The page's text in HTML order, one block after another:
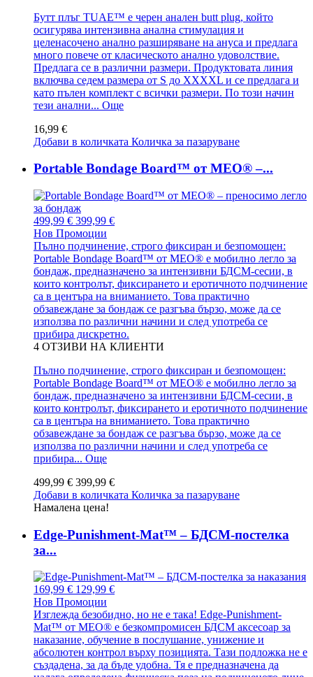
Бутт плъг TUAE™ е черен анален butt plug, който
осигурява интензивна анална стимулация и
целенасочено анално разширяване на ануса и предлага
много повече от класическото анално удоволствие.
Предлага се в различни размери. Продуктовата линия
включва седем размера от S до XXXXL и се предлага и
като пълен комплект с всички размери. По този начин
тези анални... Още
16,99 €
Добави в количката Количка за пазаруване
Portable Bondage Board™ от MEO® –...
499,99 € 399,99 €
Нов Промоции
Пълно подчинение, строго фиксиран и безпомощен:
Portable Bondage Board™ от MEO® е мобилно легло за
бондаж, предназначено за интензивни БДСМ-сесии, в
които контролът, фиксирането и еротичното подчинение
са в центъра на вниманието. Това практично
обзавеждане за бондаж се разгъва бързо, може да се
използва по различни начини и след употреба се
прибира дискретно.
4 ОТЗИВИ НА КЛИЕНТИ
Пълно подчинение, строго фиксиран и безпомощен:
Portable Bondage Board™ от MEO® е мобилно легло за
бондаж, предназначено за интензивни БДСМ-сесии, в
които контролът, фиксирането и еротичното подчинение
са в центъра на вниманието. Това практично
обзавеждане за бондаж се разгъва бързо, може да се
използва по различни начини и след употреба се
прибира... Още
499,99 € 399,99 €
Добави в количката Количка за пазаруване
Намалена цена!
Edge-Punishment-Mat™ – БДСМ-постелка
за...
169,99 € 129,99 €
Нов Промоции
Изглежда безобидно, но не е така! Edge-Punishment-
Mat™ от MEO® е безкомпромисен БДСМ аксесоар за
наказание, обучение в послушание, унижение и
абсолютен контрол върху позицията. Тази подложка не е
създадена, за да бъде удобна. Тя е предназначена да